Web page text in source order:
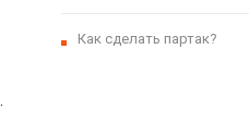
Как сделать партак?